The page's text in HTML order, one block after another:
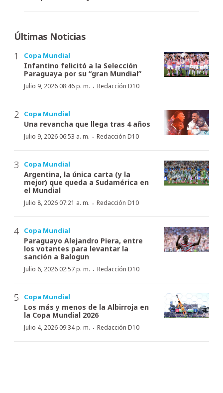
Últimas Noticias
Copa Mundial
Infantino felicitó a la Selección
Paraguaya por su “gran Mundial”
Julio 9, 2026 08:46 p. m. · Redacción D10
Copa Mundial
Una revancha que llega tras 4 años
Julio 9, 2026 06:53 a. m. · Redacción D10
Copa Mundial
Argentina, la única carta (y la
mejor) que queda a Sudamérica en
el Mundial
Julio 8, 2026 07:21 a. m. · Redacción D10
Copa Mundial
Paraguayo Alejandro Piera, entre
los votantes para levantar la
sanción a Balogun
Julio 6, 2026 02:57 p. m. · Redacción D10
Copa Mundial
Los más y menos de la Albirroja en
la Copa Mundial 2026
Julio 4, 2026 09:34 p. m. · Redacción D10